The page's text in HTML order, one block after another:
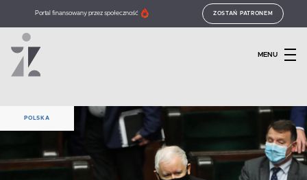
Portal finansowany przez społeczność ZOSTAŃ PATRONEM
MENU
POLSKA